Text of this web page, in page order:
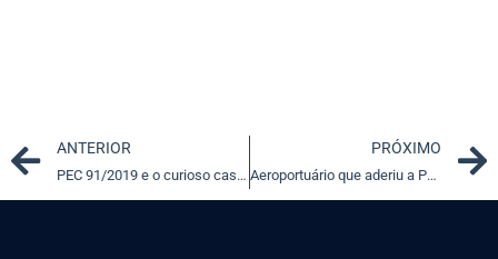
Prev
ANTERIOR
PEC 91/2019 e o curioso caso da emenda que foi sem nunca ter sido
PRÓXIMO
Aeroportuário que aderiu a PDV não pode reclamar parcelas na Justiça